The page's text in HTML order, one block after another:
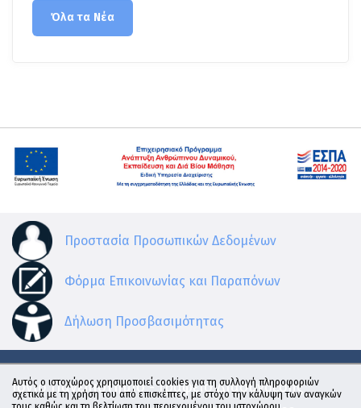
Όλα τα Νέα
Προστασία Προσωπικών Δεδομένων
Φόρμα Επικοινωνίας και Παραπόνων
Δήλωση Προσβασιμότητας
Ιόνιο Πανεπιστήμιο - Γραφείο Διασύνδεσης
Αυτός ο ιστοχώρος χρησιμοποιεί cookies για τη συλλογή πληροφοριών
σχετικά με τη χρήση του από επισκέπτες, με στόχο την κάλυψη των αναγκών